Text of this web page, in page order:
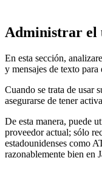
Administrar el
En esta sección,
y mensajes de texto
Cuando se trata de usar
asegurarse de tener
De esta manera, puede
proveedor actual; sólo
estadounidenses como
razonablemente bien en